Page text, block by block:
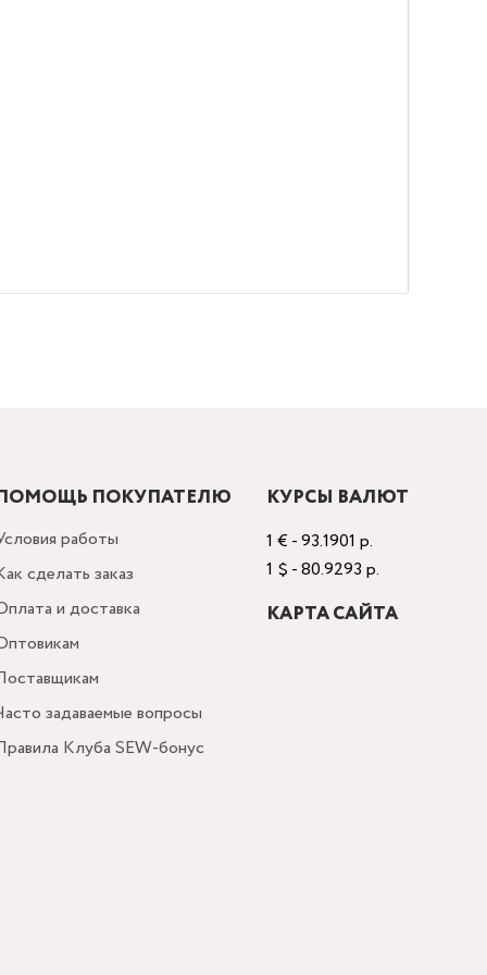
ПОКУПАТЕЛЮ
работы
сделать заказ
и доставка
задаваемые вопросы
Клуба SEW-бонус
КУРСЫ ВАЛЮТ
1 € - 93.1901 р.
1 $ - 80.9293 р.
КАРТА САЙТА